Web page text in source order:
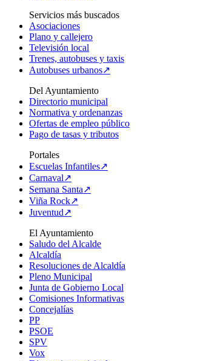
Servicios más buscados
Asociaciones
Plano y callejero
Televisión local
Trenes, autobuses y taxis
Autobuses urbanos↗
Del Ayuntamiento
Directorio municipal
Normativa y ordenanzas
Ofertas de empleo público
Pago de tasas y tributos
Portales
Escuelas Infantiles↗
Carnaval↗
Semana Santa↗
Viña Rock↗
Juventud↗
El Ayuntamiento
Saludo del Alcalde
Alcaldía
Resoluciones de Alcaldía
Pleno Municipal
Junta de Gobierno Local
Comisiones Informativas
Concejalías
PP
PSOE
SPV
Vox